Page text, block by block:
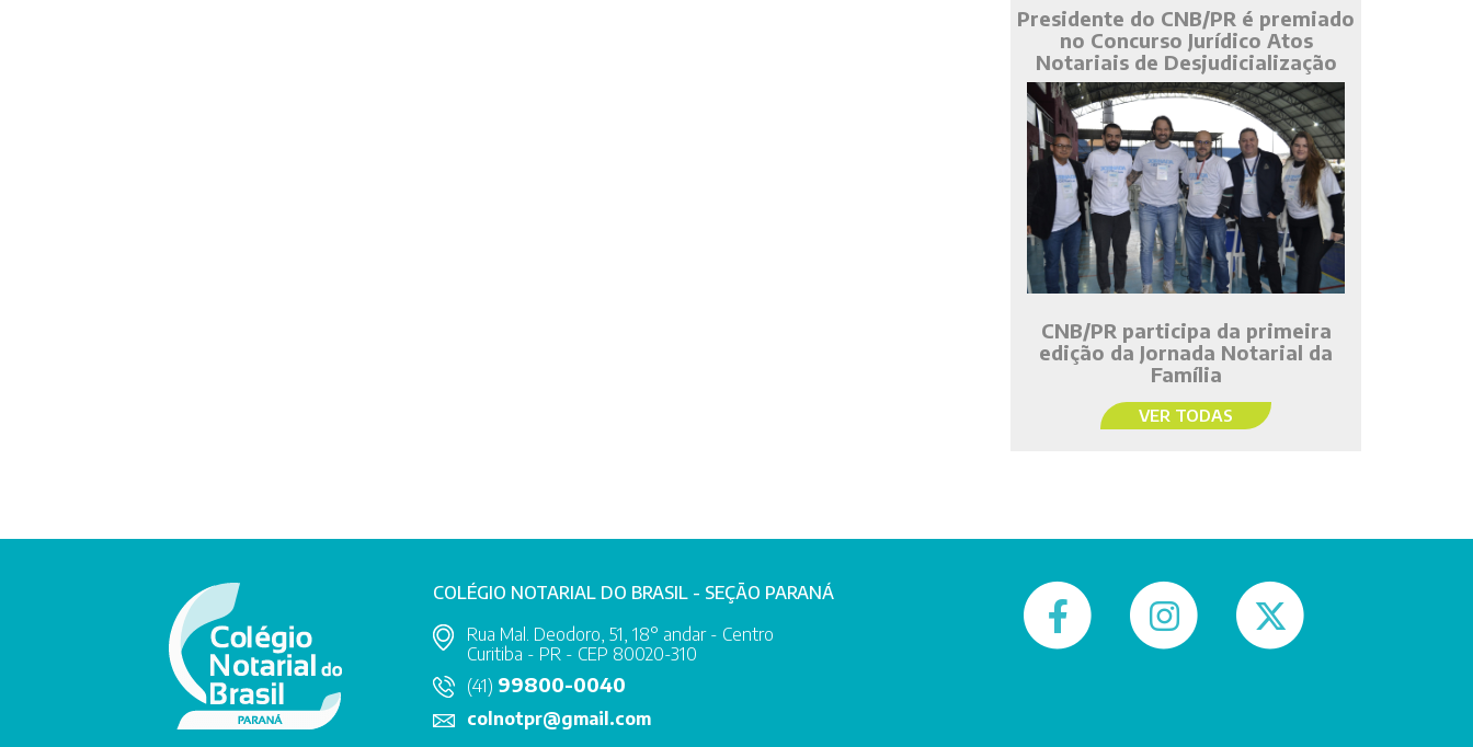
Presidente do CNB/PR é premiado
no Concurso Jurídico Atos
Notariais de Desjudicialização
CNB/PR participa da primeira
edição da Jornada Notarial da
Família
VER TODAS
COLÉGIO NOTARIAL DO BRASIL - SEÇÃO PARANÁ
Rua Mal. Deodoro, 51, 18° andar - Centro
Curitiba - PR - CEP 80020-310
(41) 99800-0040
colnotpr@gmail.com